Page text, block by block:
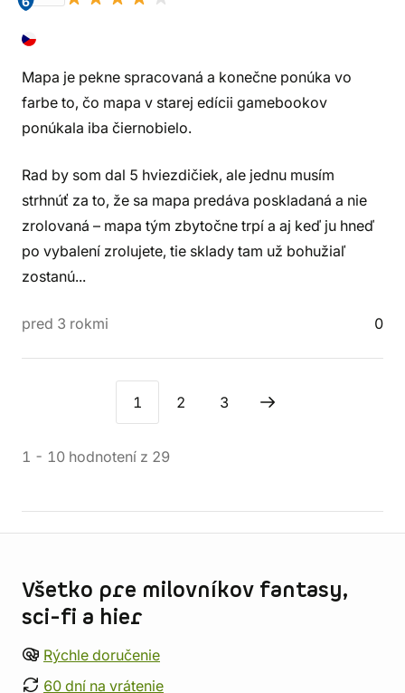
Mapa je pekne spracovaná a konečne ponúka vo
farbe to, čo mapa v starej edícii gamebookov
ponúkala iba čiernobielo.
Rad by som dal 5 hviezdičiek, ale jednu musím
strhnúť za to, že sa mapa predáva poskladaná a nie
zrolovaná – mapa tým zbytočne trpí a aj keď ju hneď
po vybalení zrolujete, tie sklady tam už bohužiaľ
zostanú...
pred 3 rokmi 0
1 2 3
1 - 10 hodnotení z 29
Všetko pre milovníkov fantasy,
sci-fi a hier
Rýchle doručenie
60 dní na vrátenie